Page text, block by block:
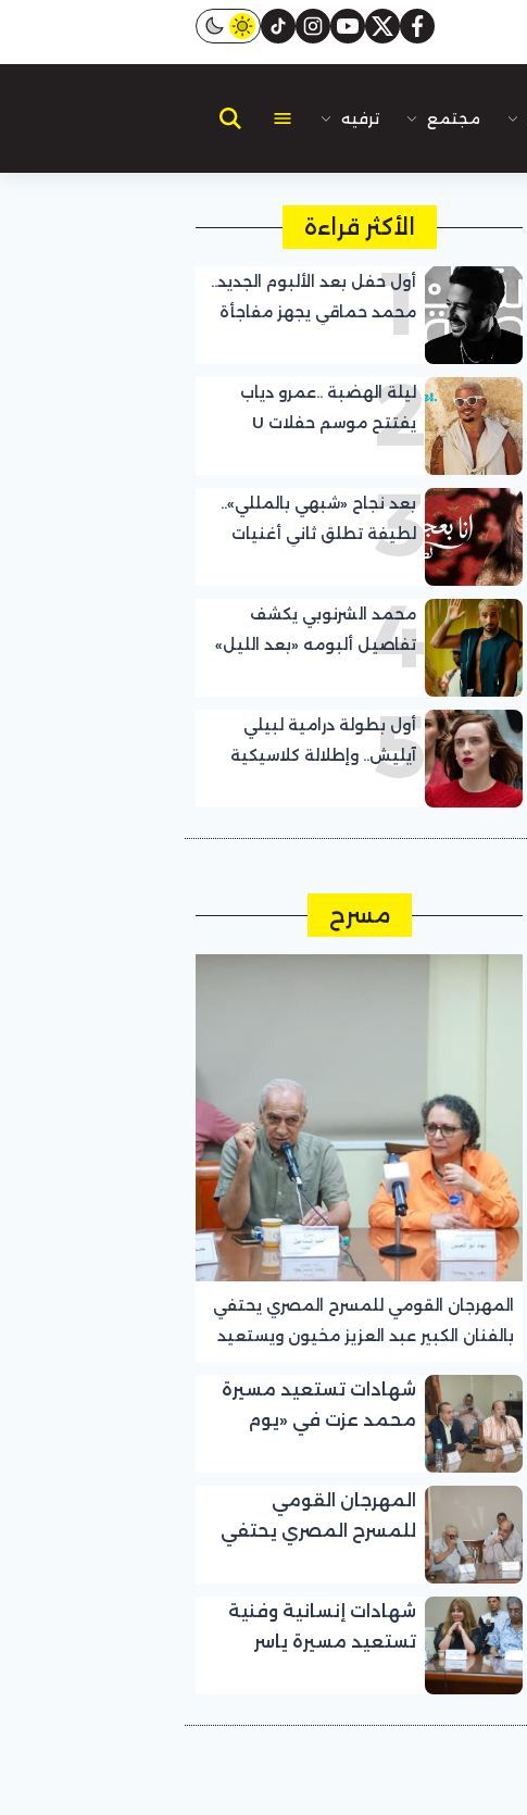
facebook
twitter
youtube
instagram
tiktok
مجتمع ترفيه
الأكثر قراءة
1
أول حفل بعد الألبوم الجديد..
محمد حماقي يجهز مفاجأة
2
ليلة الهضبة ..عمرو دياب
يفتتح موسم حفلات U
3
بعد نجاح «شبهي بالمللي»..
لطيفة تطلق ثاني أغنيات
4
محمد الشرنوبي يكشف
تفاصيل ألبومه «بعد الليل»
5
أول بطولة درامية لبيلي
آيليش.. وإطلالة كلاسيكية
مسرح
المهرجان القومي للمسرح المصري يحتفي
بالفنان الكبير عبد العزيز مخيون ويستعيد
شهادات تستعيد مسيرة
محمد عزت في «يوم
للمسرح المصري
المهرجان القومي
للمسرح المصري يحتفي
لرموز المسرح»
شهادات إنسانية وفنية
تستعيد مسيرة ياسر